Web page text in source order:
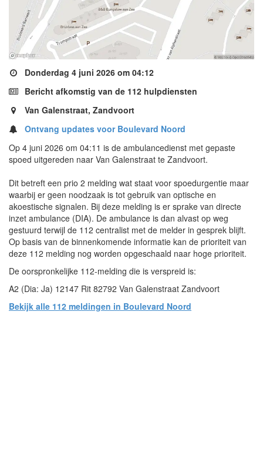
Donderdag 4 juni 2026 om 04:12
Bericht afkomstig van de 112 hulpdiensten
Van Galenstraat, Zandvoort
Ontvang updates voor Boulevard Noord
Op 4 juni 2026 om 04:11 is de ambulancedienst met gepaste
spoed uitgereden naar Van Galenstraat te Zandvoort.
Dit betreft een prio 2 melding wat staat voor spoedurgentie maar
waarbij er geen noodzaak is tot gebruik van optische en
akoestische signalen. Bij deze melding is er sprake van directe
inzet ambulance (DIA). De ambulance is dan alvast op weg
gestuurd terwijl de 112 centralist met de melder in gesprek blijft.
Op basis van de binnenkomende informatie kan de prioriteit van
deze 112 melding nog worden opgeschaald naar hoge prioriteit.
De oorspronkelijke 112-melding die is verspreid is:
A2 (Dia: Ja) 12147 Rit 82792 Van Galenstraat Zandvoort
Bekijk alle 112 meldingen in Boulevard Noord